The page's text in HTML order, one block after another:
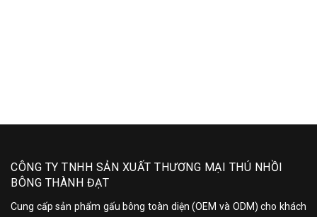
CÔNG TY TNHH SẢN XUẤT THƯƠNG MẠI THÚ NHỒI
BÔNG THÀNH ĐẠT
Cung cấp sản phẩm gấu bông toàn diện (OEM và ODM) cho khách